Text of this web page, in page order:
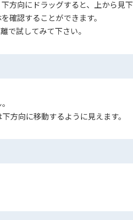
方向にドラッグすると、上から見
確認することができます。
で試してみて下さい。
方向に移動するように見えます。